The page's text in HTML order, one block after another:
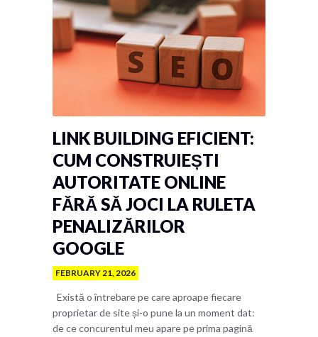
LINK BUILDING EFICIENT:
CUM CONSTRUIEȘTI
AUTORITATE ONLINE
FĂRĂ SĂ JOCI LA RULETA
PENALIZĂRILOR
GOOGLE
FEBRUARY 21, 2026
Există o întrebare pe care aproape fiecare
proprietar de site și-o pune la un moment dat:
de ce concurentul meu apare pe prima pagină